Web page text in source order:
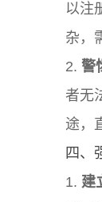
以注
杂，
2. 警
者无
途，
四、
1. 建